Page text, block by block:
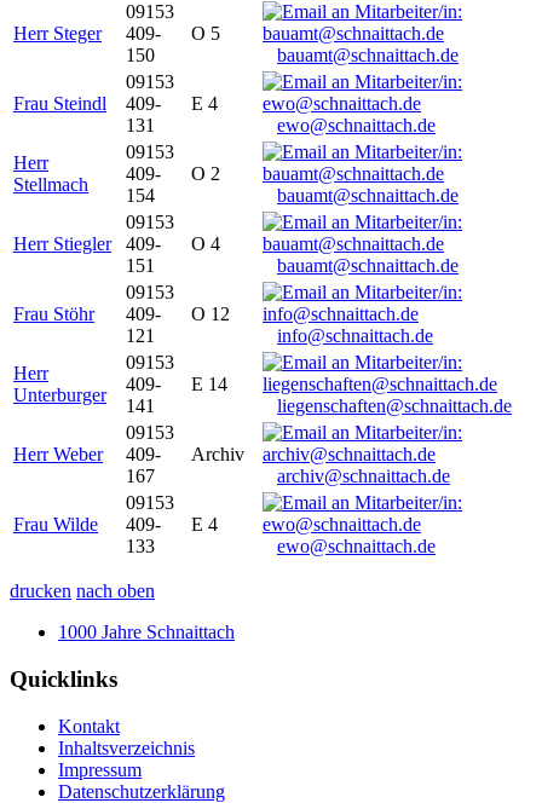
Herr Steger
09153
409-
150
O 5
bauamt@schnaittach.de
Frau Steindl
09153
409-
131
E 4
ewo@schnaittach.de
Herr
Stellmach
09153
409-
154
O 2
bauamt@schnaittach.de
Herr Stiegler
09153
409-
151
O 4
bauamt@schnaittach.de
Frau Stöhr
09153
409-
121
O 12
info@schnaittach.de
Herr
Unterburger
09153
409-
141
E 14
liegenschaften@schnaittach.de
Herr Weber
09153
409-
167
Archiv
archiv@schnaittach.de
Frau Wilde
09153
409-
133
E 4
ewo@schnaittach.de
drucken nach oben
1000 Jahre Schnaittach
Quicklinks
Kontakt
Inhaltsverzeichnis
Impressum
Datenschutzerklärung